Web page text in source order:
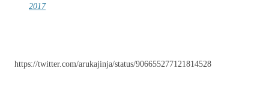
2017
https://twitter.com/arukajinja/status/906655277121814528